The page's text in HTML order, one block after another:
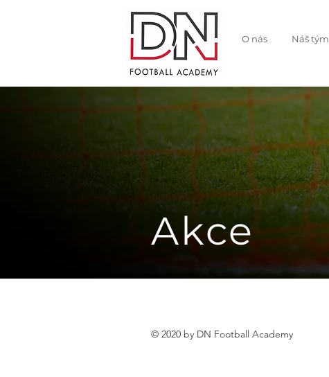
O nás Náš tým
Akce
© 2020 by DN Football Academy